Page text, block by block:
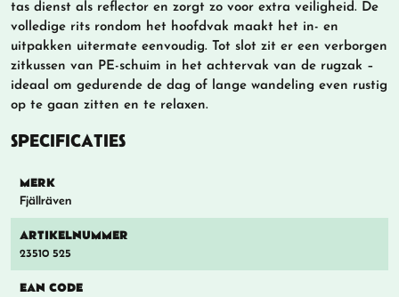
tas dienst als reflector en zorgt zo voor extra veiligheid. De
volledige rits rondom het hoofdvak maakt het in- en
uitpakken uitermate eenvoudig. Tot slot zit er een verborgen
zitkussen van PE-schuim in het achtervak van de rugzak –
ideaal om gedurende de dag of lange wandeling even rustig
op te gaan zitten en te relaxen.
SPECIFICATIES
MERK
Fjällräven
ARTIKELNUMMER
23510 525
EAN CODE